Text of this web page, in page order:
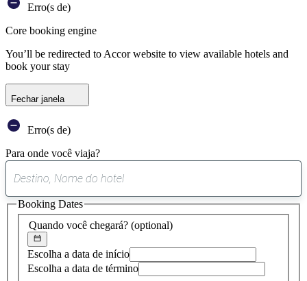
Erro(s de)
Core booking engine
You’ll be redirected to Accor website to view available hotels and
book your stay
Fechar janela
Erro(s de)
Para onde você viaja?
sugestão
encontrada
Quando você chegará? (optional)
Escolha a data de início
Escolha a data de término
Booking Dates